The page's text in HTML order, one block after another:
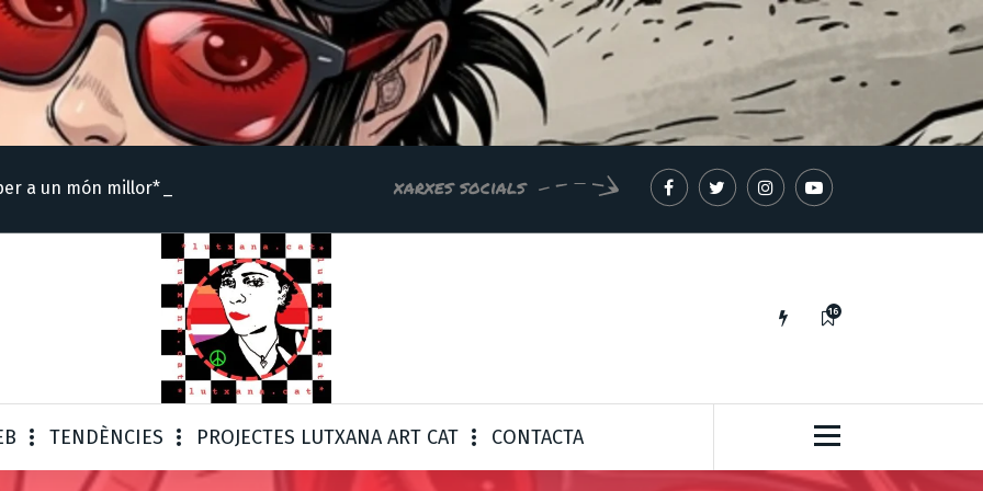
a un mó xarxes socials
IDEES PER A UN MÓN MILLOR*
16
TENDÈNCIES PROJECTES LUTXANA ART CAT CONTACTA